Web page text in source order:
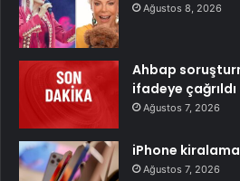
Ağustos 8, 2026
Ahbap
ifadeye çağrıldı
Ağustos 7, 2026
iPhone
Ağustos 7, 2026